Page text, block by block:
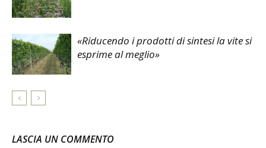
«Riducendo i prodotti di sintesi la vite si
esprime al meglio»
LASCIA UN COMMENTO